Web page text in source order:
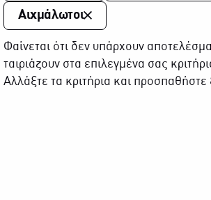
Αιχμάλωτοι
Φαίνεται ότι δεν υπάρχουν
ταιριάζουν στα επιλεγμένα σας
Αλλάξτε τα κριτήρια και προσπαθήστε